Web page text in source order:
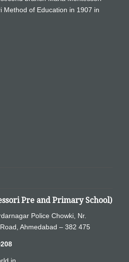
Method of Education in 1907 in
Pre and Primary School)
Police Chowki, Nr.
Ahmedabad – 382 475